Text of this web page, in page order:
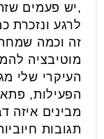
,יש פעמים
לרגע ונזכרת
זה וכמה
מוטיבציה
העיקרי שלי
הפעילות,
מבינים איזה
תגובות